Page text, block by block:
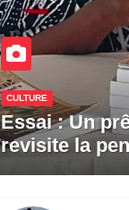
CULTURE
Essai : Un
revisite la